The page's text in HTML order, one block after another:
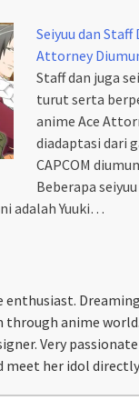
Seiyuu dan Staff
Attorney
Staff dan juga
turut serta
anime Ace
diadaptasi dari
CAPCOM
Beberapa
adalah Yuuki…
enthusiast.
through anime
Very
meet her idol